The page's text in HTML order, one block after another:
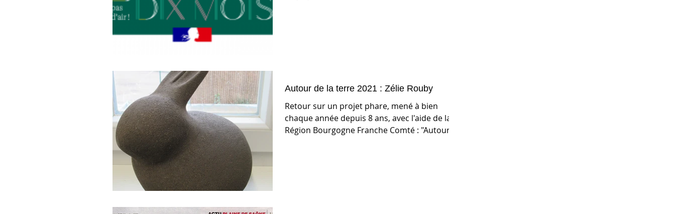
Autour de la terre 2021 : Zélie Rouby
Retour sur un projet phare, mené à bien
chaque année depuis 8 ans, avec l'aide de la
Région Bourgogne Franche Comté : "Autour